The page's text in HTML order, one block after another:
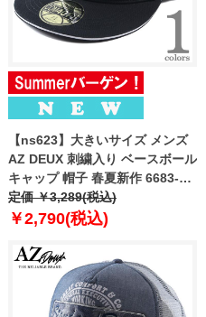
【ns623】大きいサイズ メンズ
AZ DEUX 刺繍入り ベースボール
キャップ 帽子 春夏新作 6683-
701z
定価 ￥3,289(税込)
￥2,790(税込)